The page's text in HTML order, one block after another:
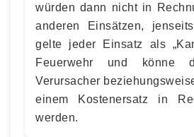
würden dann nicht in
anderen Einsätzen,
gelte jeder Einsatz als
Feuerwehr und könne
Verursacher
einem Kostenersatz in
werden.